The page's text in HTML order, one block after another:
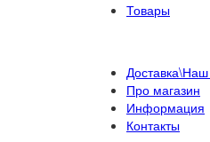
Товары
Доставка\Наш
Про магазин
Информация
Контакты